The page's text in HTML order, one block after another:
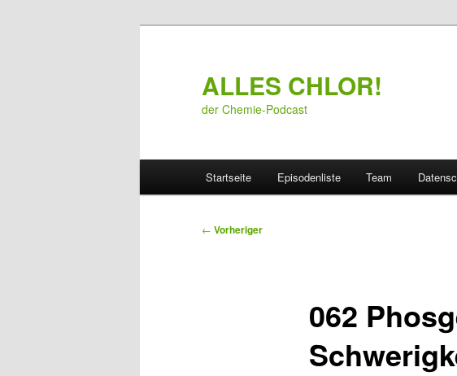
ALLES CHLOR!
der Chemie-Podcast
Startseite Episodenliste Team
Beitragsnavigation
← Vorheriger
062